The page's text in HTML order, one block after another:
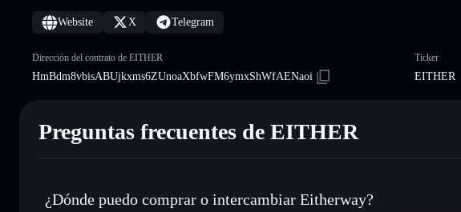
Website X Telegram
Dirección del contrato de EITHER
HmBdm8vbisABUjkxms6ZUnoaXbfwFM6ymxShWfAENaoi
Ticker
EITHER
Preguntas frecuentes de EITHER
¿Dónde puedo comprar o intercambiar Eitherway?